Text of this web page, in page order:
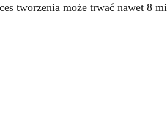
tworzenia może trwać nawet 8